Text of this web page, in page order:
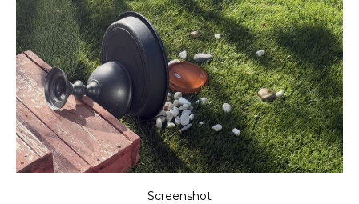
Screenshot